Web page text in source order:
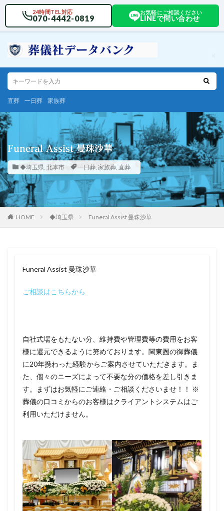
24時間TEL対応
070-4442-0819
お気軽にご相談ください
LINEで問い合わせ
直葬 一日葬 家族葬
Funeral Assist 曼珠沙華
◆埼玉県, 北本市 一日葬, 家族葬, 直葬
HOME ◆埼玉県 Funeral Assist 曼珠沙華
Funeral Assist 曼珠沙華
ご相談はこちらから
自社式場をもたない分、維持費や管理費等の費用をお客
様に還元できるように努めております。関東圏の御葬儀
に20年携わった経験からご案内させていただきます。ま
た、個々のニーズによって不要な分の価格を差し引きま
す。まずはお気軽にご連絡・ご相談くださいませ！！ ※
葬儀の口コミからのお客様はクライアントシステムはご
利用いただけません。